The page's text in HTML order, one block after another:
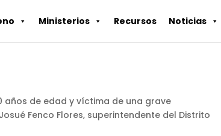
Ministerios Recursos Noticias
años de edad y víctima de una grave
Fenco Flores, superintendente del Distrito